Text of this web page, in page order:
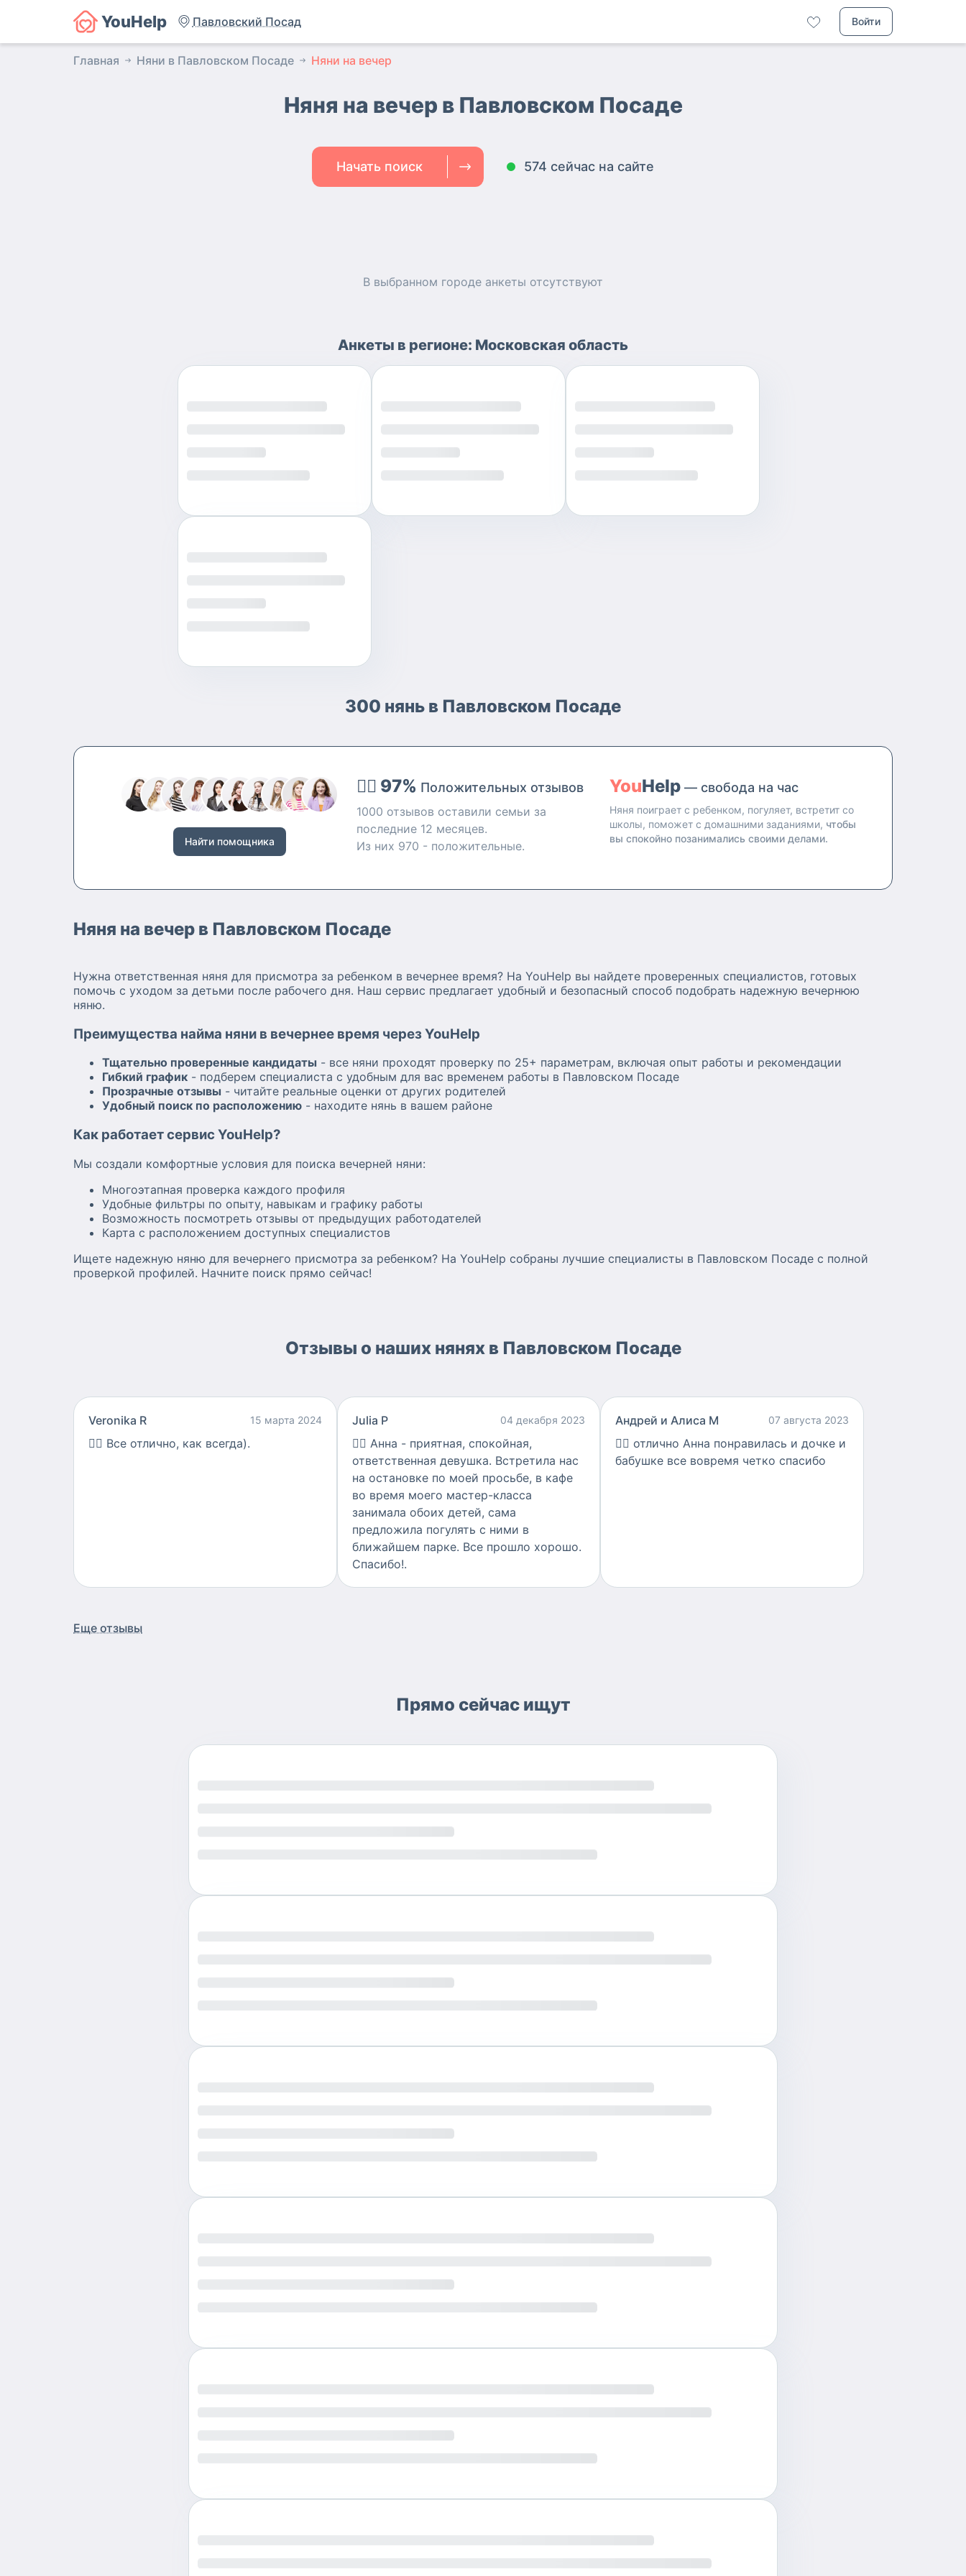
YouHelp Павловский Посад Войти
Главная Няни в Павловском Посаде Няни на вечер
Няня на вечер в Павловском Посаде
Начать поиск 574 сейчас на сайте
В выбранном городе анкеты отсутствуют
Анкеты в регионе: Московская область
300 нянь в Павловском Посаде
Найти помощника
👍🏻 97% Положительных отзывов
1000 отзывов оставили семьи за
последние 12 месяцев.
Из них 970 - положительные.
YouHelp — свобода на час
Няня поиграет с ребенком, погуляет, встретит со
школы, поможет с домашними заданиями, чтобы
вы спокойно позанимались своими делами.
Няня на вечер в Павловском Посаде
Нужна ответственная няня для присмотра за ребенком в вечернее время? На YouHelp вы найдете проверенных специалистов, готовых
помочь с уходом за детьми после рабочего дня. Наш сервис предлагает удобный и безопасный способ подобрать надежную вечернюю
няню.
Преимущества найма няни в вечернее время через YouHelp
Тщательно проверенные кандидаты - все няни проходят проверку по 25+ параметрам, включая опыт работы и рекомендации
Гибкий график - подберем специалиста с удобным для вас временем работы в Павловском Посаде
Прозрачные отзывы - читайте реальные оценки от других родителей
Удобный поиск по расположению - находите нянь в вашем районе
Как работает сервис YouHelp?
Мы создали комфортные условия для поиска вечерней няни:
Многоэтапная проверка каждого профиля
Удобные фильтры по опыту, навыкам и графику работы
Возможность посмотреть отзывы от предыдущих работодателей
Карта с расположением доступных специалистов
Ищете надежную няню для вечернего присмотра за ребенком? На YouHelp собраны лучшие специалисты в Павловском Посаде с полной
проверкой профилей. Начните поиск прямо сейчас!
Отзывы о наших нянях в Павловском Посаде
Veronika R 15 марта 2024
👍🏻 Все отлично, как всегда).
Julia P 04 декабря 2023
👍🏻 Анна - приятная, спокойная,
ответственная девушка. Встретила нас
на остановке по моей просьбе, в кафе
во время моего мастер-класса
занимала обоих детей, сама
предложила погулять с ними в
ближайшем парке. Все прошло хорошо.
Спасибо!.
Андрей и Алиса М 07 августа 2023
👍🏻 отлично Анна понравилась и дочке и
бабушке все вовремя четко спасибо
Еще отзывы
Прямо сейчас ищут